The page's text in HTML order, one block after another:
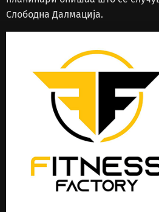
Слободна Далмација.